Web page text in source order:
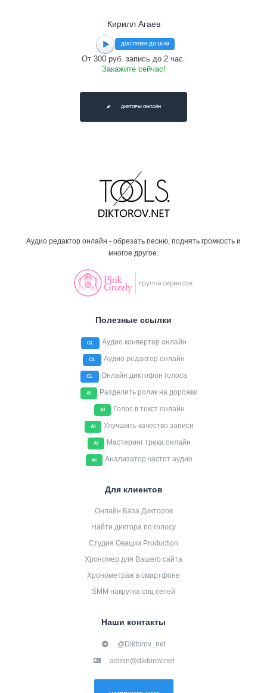
Кирилл Агаев
ДОСТУПЕН ДО 15:00
От 300 руб. запись до 2 час.
Закажите сейчас!
ДИКТОРЫ ОНЛАЙН
Аудио редактор онлайн - обрезать песню, поднять громкость и
многое другое.
Полезные ссылки
CL Аудио конвертер онлайн
CL Аудио редактор онлайн
CL Онлайн диктофон голоса
AI Разделить ролик на дорожки
AI Голос в текст онлайн
AI Улучшить качество записи
AI Мастеринг трека онлайн
AI Анализатор частот аудио
Для клиентов
Онлайн База Дикторов
Найти диктора по голосу
Студия Овации Production
Хрономер для Вашего сайта
Хронометраж в смартфоне
SMM накрутка соц сетей
Наши контакты
@Diktorov_net
admin@diktorov.net